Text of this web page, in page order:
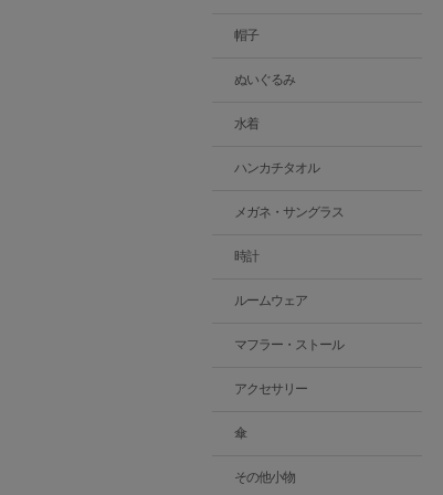
帽子
ぬいぐるみ
水着
ハンカチタオル
メガネ・サングラス
時計
ルームウェア
マフラー・ストール
アクセサリー
傘
その他小物